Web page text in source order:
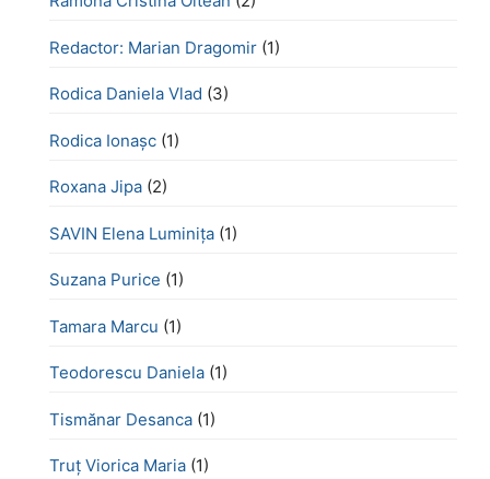
Redactor: Marian Dragomir (1)
Rodica Daniela Vlad (3)
Rodica Ionașc (1)
Roxana Jipa (2)
SAVIN Elena Luminița (1)
Suzana Purice (1)
Tamara Marcu (1)
Teodorescu Daniela (1)
Tismănar Desanca (1)
Truț Viorica Maria (1)